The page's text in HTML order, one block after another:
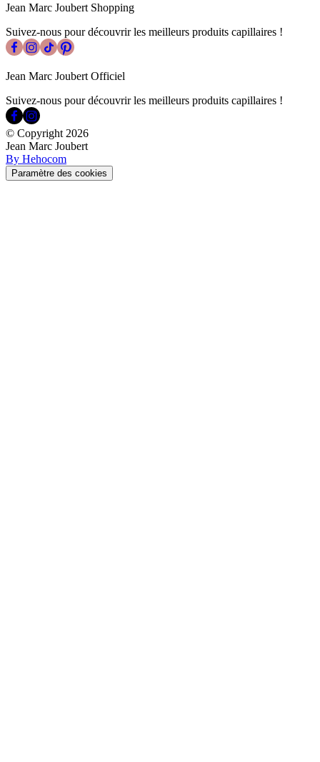
Jean Marc Joubert Shopping
Suivez-nous pour découvrir les meilleurs produits capillaires !
Jean Marc Joubert Officiel
Suivez-nous pour découvrir les meilleurs produits capillaires !
© Copyright 2026
Jean Marc Joubert
By Hehocom
Paramètre des cookies